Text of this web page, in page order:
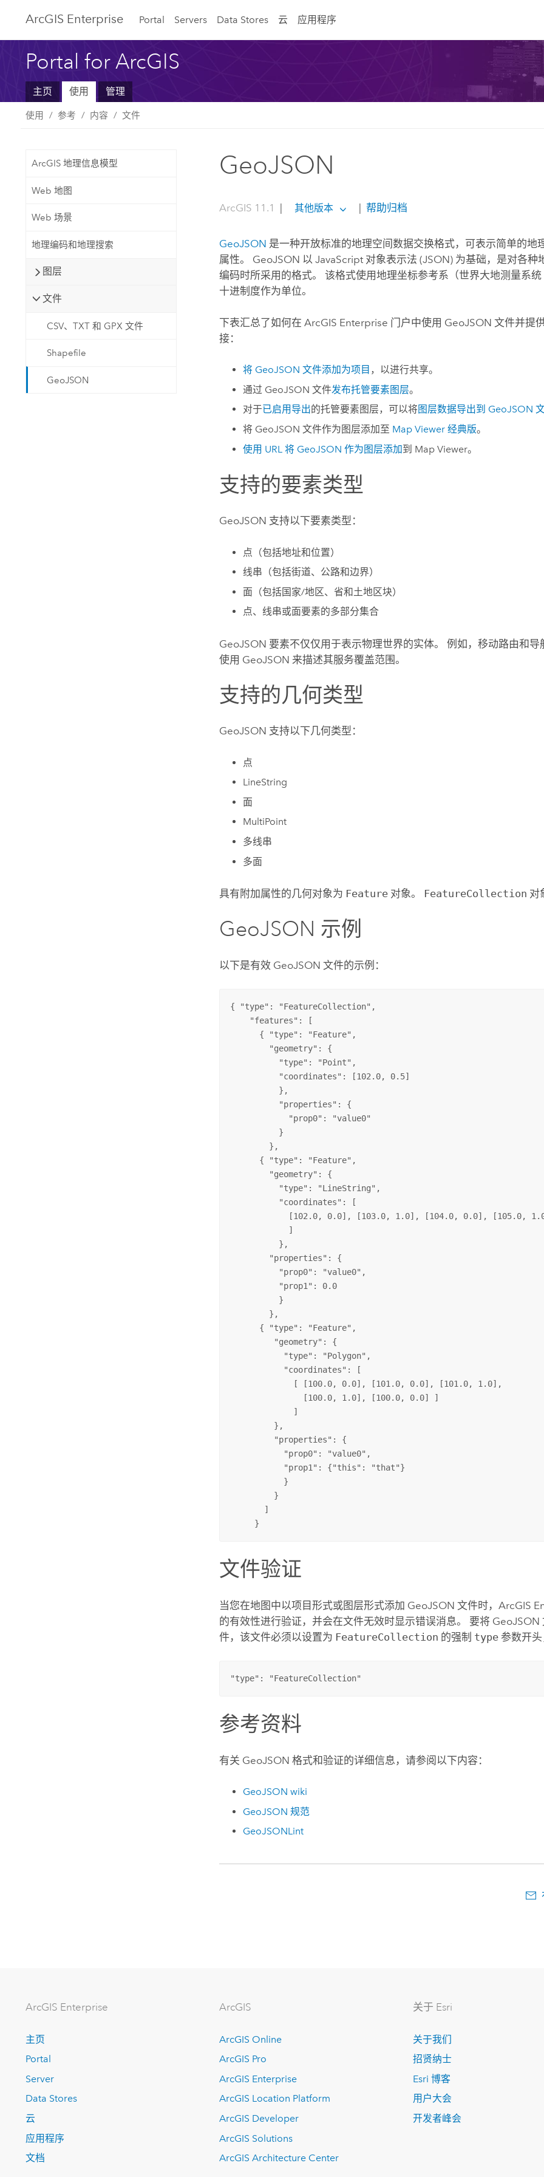
ArcGIS Enterprise Portal Servers Data Stores 云 应用程序
Portal for ArcGIS
主页 使用 管理
使用 参考 内容 文件
ArcGIS 地理信息模型
Web 地图
Web 场景
地理编码和地理搜索
图层
文件
CSV、TXT 和 GPX 文件
Shapefile
GeoJSON
GeoJSON
ArcGIS 11.1 | 其他版本 | 帮助归档
GeoJSON 是一种开放标准的地理空间数据交换格式，可表示简单的地
属性。 GeoJSON 以 JavaScript 对象表示法 (JSON) 为基础，是对各种
编码时所采用的格式。 该格式使用地理坐标参考系（世界大地测量系
十进制度作为单位。
下表汇总了如何在ArcGIS Enterprise 门户中使用 GeoJSON 文件并提
接：
将 GeoJSON 文件添加为项目 ，以进行共享。
通过 GeoJSON 文件发布托管要素图层。
对于已启用导出的托管要素图层，可以将 图层数据导出到 GeoJSON
将 GeoJSON 文件作为图层添加至 Map Viewer 经典版。
使用 URL 将 GeoJSON 作为图层添加到 Map Viewer。
支持的要素类型
GeoJSON 支持以下要素类型：
点（包括地址和位置）
线串（包括街道、公路和边界）
面（包括国家/地区、省和土地区块）
点、线串或面要素的多部分集合
GeoJSON 要素不仅仅用于表示物理世界的实体。 例如，移动路由和
使用 GeoJSON 来描述其服务覆盖范围。
支持的几何类型
GeoJSON 支持以下几何类型：
点
LineString
面
MultiPoint
多线串
多面
具有附加属性的几何对象为 Feature 对象。 FeatureCollection 对
GeoJSON 示例
以下是有效 GeoJSON 文件的示例：
{ "type": "FeatureCollection",
    "features": [
      { "type": "Feature",
        "geometry": {
          "type": "Point",
          "coordinates": [102.0, 0.5]
          },
          "properties": {
            "prop0": "value0"
          }
        },
      { "type": "Feature",
        "geometry": {
          "type": "LineString",
          "coordinates": [
[102.0, 0.0], [103.0, 1.0], [104.0, 0.0], [105.0,
            ]
          },
        "properties": {
          "prop0": "value0",
          "prop1": 0.0
          }
        },
      { "type": "Feature",
         "geometry": {
           "type": "Polygon",
           "coordinates": [
             [ [100.0, 0.0], [101.0, 0.0], [101.0, 1.0],
               [100.0, 1.0], [100.0, 0.0] ]
             ]
         },
         "properties": {
           "prop0": "value0",
           "prop1": {"this": "that"}
           }
         }
       ]
     }
文件验证
当您在地图中以项目形式或图层形式添加 GeoJSON 文件时，ArcGIS
的有效性进行验证，并会在文件无效时显示错误消息。 要将 GeoJSON
件，该文件必须以设置为 FeatureCollection 的强制 type 参数开
"type": "FeatureCollection"
参考资料
有关 GeoJSON 格式和验证的详细信息，请参阅以下内容：
GeoJSON wiki
GeoJSON 规范
GeoJSONLint
ArcGIS Enterprise
主页
Portal
Server
Data Stores
云
应用程序
文档
ArcGIS
ArcGIS Online
ArcGIS Pro
ArcGIS Enterprise
ArcGIS Location Platform
ArcGIS Developer
ArcGIS Solutions
ArcGIS Architecture Center
关于 Esri
关于我们
招贤纳士
Esri 博客
用户大会
开发者峰会